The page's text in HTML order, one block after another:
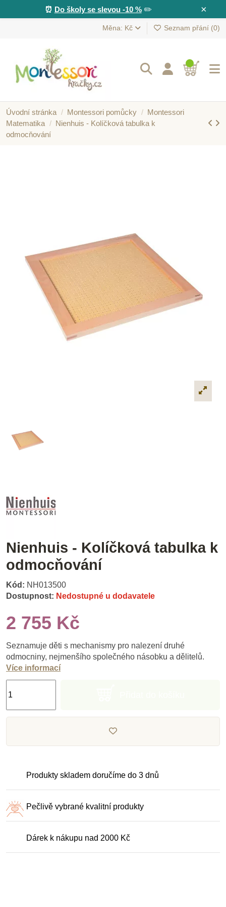
×
⏰ Do školy se slevou -10 %✏️
Měna: Kč Seznam přání (0)
Úvodní stránka Montessori pomůcky
Montessori
Matematika
Nienhuis - Kolíčková tabulka k
odmocňování
Nienhuis - Kolíčková tabulka k
odmocňování
Kód: NH013500
Dostupnost: Nedostupné u dodavatele
2 755 Kč
Seznamuje děti s mechanismy pro nalezení druhé
odmocniny, nejmenšího společného násobku a dělitelů.
Více informací
Produkty skladem doručíme do 3 dnů
Pečlivě vybrané kvalitní produkty
Dárek k nákupu nad 2000 Kč